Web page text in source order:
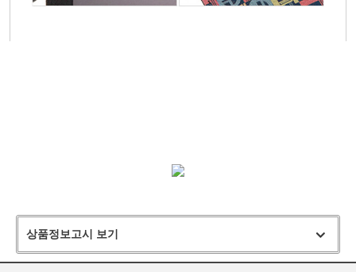
상품정보고시 보기